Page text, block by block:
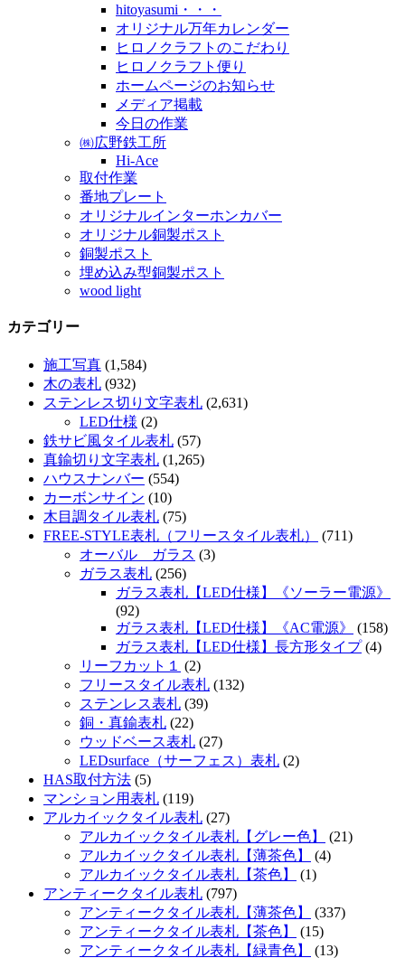
hitoyasumi・・・
オリジナル万年カレンダー
ヒロノクラフトのこだわり
ヒロノクラフト便り
ホームページのお知らせ
メディア掲載
今日の作業
㈱広野鉄工所
Hi-Ace
取付作業
番地プレート
オリジナルインターホンカバー
オリジナル銅製ポスト
銅製ポスト
埋め込み型銅製ポスト
wood light
カテゴリー
施工写真 (1,584)
木の表札 (932)
ステンレス切り文字表札 (2,631)
LED仕様 (2)
鉄サビ風タイル表札 (57)
真鍮切り文字表札 (1,265)
ハウスナンバー (554)
カーボンサイン (10)
木目調タイル表札 (75)
FREE-STYLE表札（フリースタイル表札）
(711)
オーバル ガラス (3)
ガラス表札 (256)
ガラス表札【LED仕様】《ソーラー電源》
(92)
ガラス表札【LED仕様】《AC電源》
(158)
ガラス表札【LED仕様】長方形タイプ(4)
リーフカット１
(2)
フリースタイル表札 (132)
ステンレス表札 (39)
銅・真鍮表札 (22)
ウッドベース表札 (27)
LEDsurface（サーフェス）表札 (2)
HAS取付方法 (5)
マンション用表札 (119)
アルカイックタイル表札 (27)
アルカイックタイル表札【グレー色】
(21)
アルカイックタイル表札【薄茶色】
(4)
アルカイックタイル表札【茶色】
(1)
アンティークタイル表札 (797)
アンティークタイル表札【薄茶色】
(337)
アンティークタイル表札【茶色】
(15)
アンティークタイル表札【緑青色】
(13)